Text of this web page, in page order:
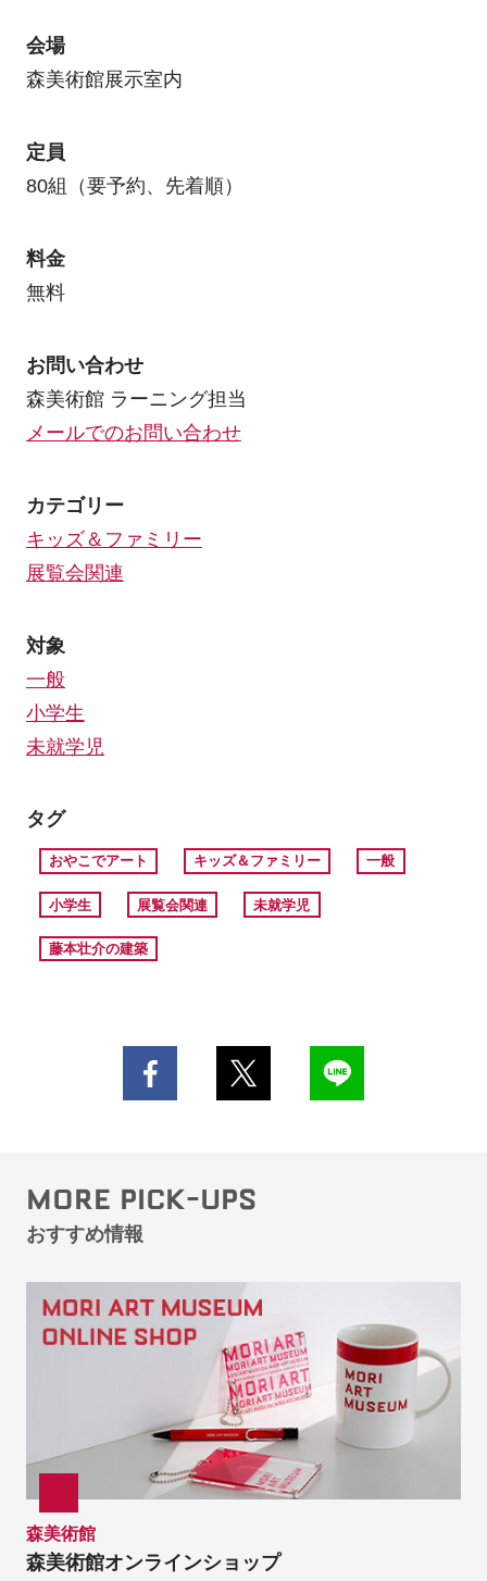
会場
森美術館展示室内
定員
80組（要予約、先着順）
料金
無料
お問い合わせ
森美術館 ラーニング担当
メールでのお問い合わせ
カテゴリー
キッズ＆ファミリー
展覧会関連
対象
一般
小学生
未就学児
タグ
おやこでアート キッズ＆ファミリー 一般
小学生 展覧会関連 未就学児
藤本壮介の建築
MORE PICK-UPS
おすすめ情報
森美術館
森美術館オンラインショップ